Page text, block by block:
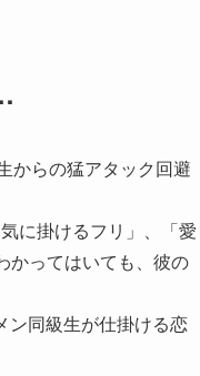
からの猛アタック回避
に掛けるフリ」、「愛
かってはいても、彼の
同級生が仕掛ける恋